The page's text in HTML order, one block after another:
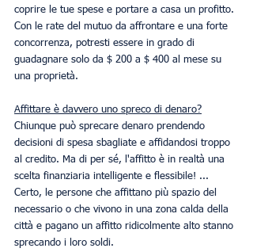
coprire le tue spese e portare a casa un profitto.
Con le rate del mutuo da affrontare e una forte
concorrenza, potresti essere in grado di
guadagnare solo da $ 200 a $ 400 al mese su
una proprietà.
Affittare è davvero uno spreco di denaro?
Chiunque può sprecare denaro prendendo
decisioni di spesa sbagliate e affidandosi troppo
al credito. Ma di per sé, l'affitto è in realtà una
scelta finanziaria intelligente e flessibile! ...
Certo, le persone che affittano più spazio del
necessario o che vivono in una zona calda della
città e pagano un affitto ridicolmente alto stanno
sprecando i loro soldi.